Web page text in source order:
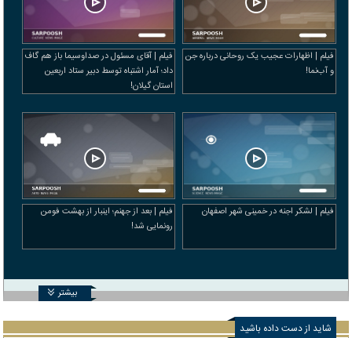
فیلم | اظهارات عجیب یک روحانی درباره جن‌
و آب‌نما!
فیلم | آقای مسئول در صداوسیما باز هم گاف
داد؛ آمار اشتباه توسط دبیر ستاد اربعین
استان گیلان!
فیلم | لشکر اجنه در خمینی شهر اصفهان
فیلم | بعد از جهنم؛ اینبار از بهشت فومن
رونمایی شد!
بیشتر
شاید از دست داده باشید